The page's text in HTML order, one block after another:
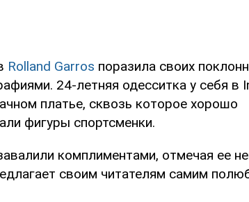
Rolland Garros поразила своих
24-летняя одесситка у себя в
платье, сквозь которое хорошо
фигуры спортсменки.
комплиментами, отмечая ее
своим читателям самим